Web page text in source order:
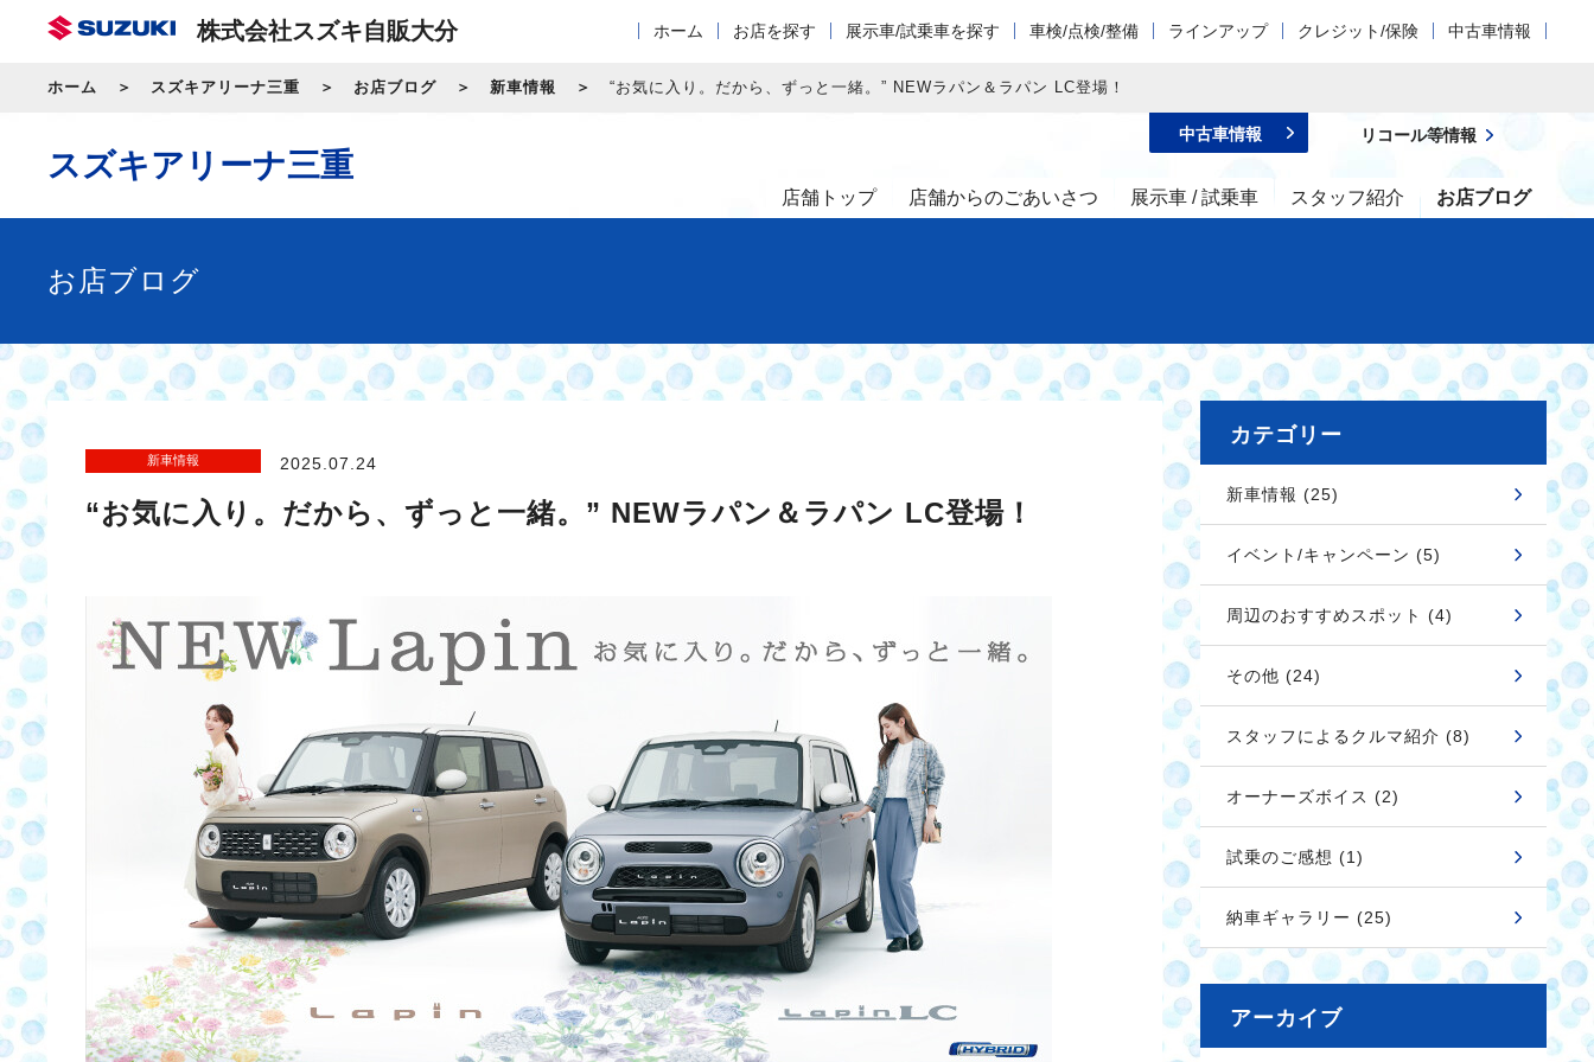
株式会社スズキ自販大分 ホーム お店を探す 展示車/試乗車を探す 車検/点検/整備 ラインアップ クレジット/保険 中古車情報
ホーム スズキアリーナ三重 お店ブログ 新車情報 “お気に入り。だから、ずっと一緒。” NEWラパン＆ラパン LC登場！
スズキアリーナ三重
店舗トップ 店舗からのごあいさつ 展示車 / 試乗車 スタッフ紹介 お店ブログ
中古車情報 リコール等情報
お店ブログ
新車情報 2025.07.24
“お気に入り。だから、ずっと一緒。” NEWラパン＆ラパン LC登場！
カテゴリー
新車情報 (25)
イベント/キャンペーン (5)
周辺のおすすめスポット (4)
その他 (24)
スタッフによるクルマ紹介 (8)
オーナーズボイス (2)
試乗のご感想 (1)
納車ギャラリー (25)
アーカイブ